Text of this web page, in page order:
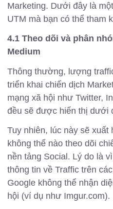
Marketing. Dưới đây là
UTM mà bạn có thể tham
4.1 Theo dõi và phân
Medium
Thông thường, lượng
triển khai chiến dịch
mạng xã hội như Twitter,
đều sẽ được hiển thị dưới
Tuy nhiên, lúc này sẽ xuất
không thể nào theo dõi
nền tảng Social. Lý do là
thông tin về Traffic trên
Google không thể nhận
hội (ví dụ như Imgur.com).